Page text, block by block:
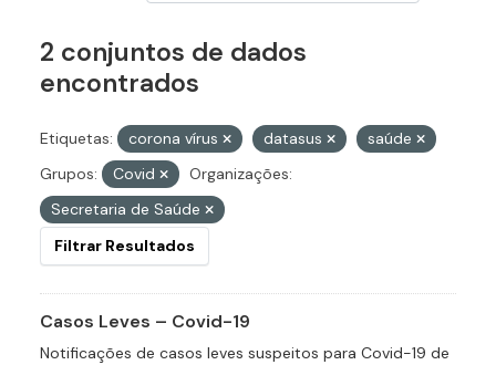
2 conjuntos de dados
encontrados
Etiquetas: corona vírus datasus
saúde
Grupos:
Covid
Organizações:
Secretaria de Saúde
Filtrar Resultados
Casos Leves – Covid-19
Notificações de casos leves suspeitos para Covid-19 de